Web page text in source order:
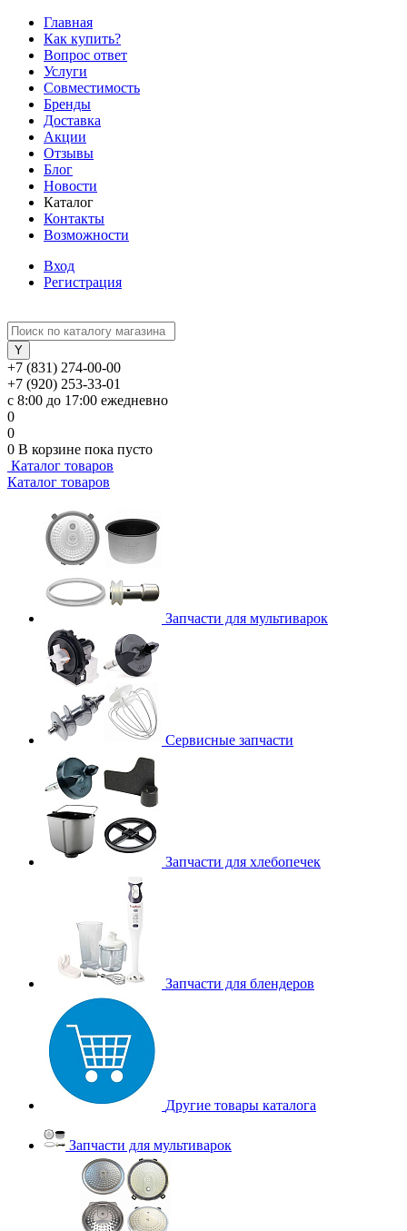
Главная
Как купить?
Вопрос ответ
Услуги
Совместимость
Бренды
Доставка
Акции
Отзывы
Блог
Новости
Каталог
Контакты
Возможности
Вход
Регистрация
+7 (831) 274-00-00
+7 (920) 253-33-01
с 8:00 до 17:00 ежедневно
0
0
0 В корзине пока пусто
Каталог товаров
Каталог товаров
Запчасти для мультиварок
Сервисные запчасти
Запчасти для хлебопечек
Запчасти для блендеров
Другие товары каталога
Запчасти для мультиварок